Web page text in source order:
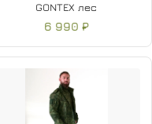
GONTEX лес
6 990 ₽